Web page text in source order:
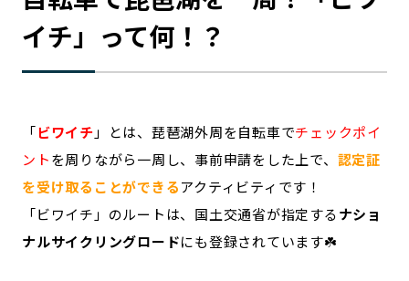
イチ」って何！？
「ビワイチ 」とは、琵琶湖外周を自転車でチェックポイ
ントを周りながら一周し、事前申請をした上で、 認定証
を受け取ることができるアクティビティです！
「ビワイチ」のルートは、国土交通省が指定するナショ
ナルサイクリングロードにも登録されています☘️